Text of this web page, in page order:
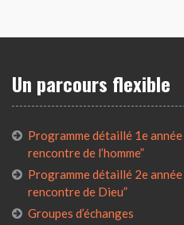
Un parcours flexible
Programme détaillé 1e
rencontre de l’homme”
Programme détaillé 2e
rencontre de Dieu”
Groupes d’échanges